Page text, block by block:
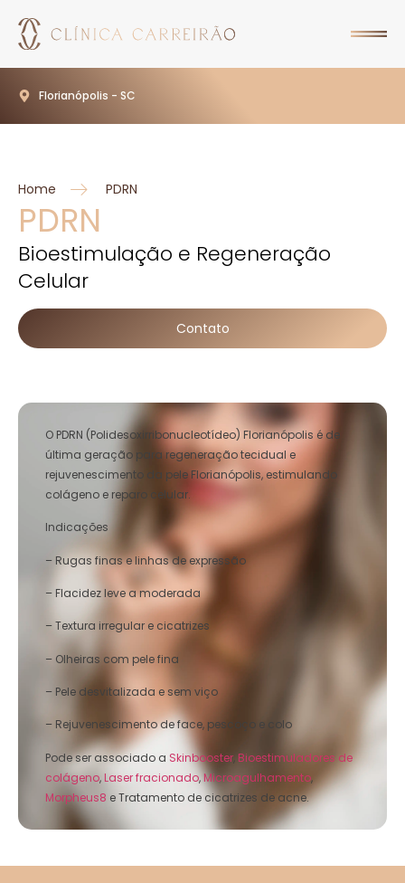
Florianópolis - SC
Home PDRN
PDRN
Bioestimulação e Regeneração
Celular
Contato
O PDRN (Polidesoxirribonucleotídeo) Florianópolis é de
última geração para regeneração tecidual e
rejuvenescimento da pele Florianópolis, estimulando
colágeno e reparo celular.
Indicações
– Rugas finas e linhas de expressão
– Flacidez leve a moderada
– Textura irregular e cicatrizes
– Olheiras com pele fina
– Pele desvitalizada e sem viço
– Rejuvenescimento de face, pescoço e colo
Pode ser associado a Skinbooster Bioestimuladores de
colágeno,Laser fracionado,Microagulhamento,
Morpheus8 e Tratamento de cicatrizes de acne.